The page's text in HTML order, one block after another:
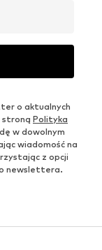
o aktualnych
stroną Polityka
w dowolnym
wiadomość na
z opcji
newslettera.